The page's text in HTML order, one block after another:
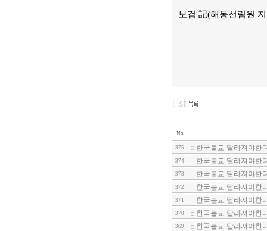
보검 記(해동선림원
No
375 한국불교 달라져야한
374 한국불교 달라져야한
373 한국불교 달라져야한
372 한국불교 달라져야한
371 한국불교 달라져야한
370 한국불교 달라져야한
369 한국불교 달라져야한